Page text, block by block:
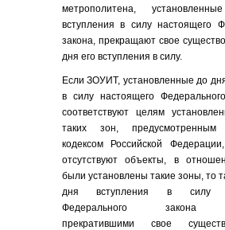
метрополитена,
вступления в силу настоящего
закона, прекращают свое
дня его вступления в силу.
Если ЗОУИТ, установленные до
в силу настоящего
соответствуют целям
таких зон, предусмотренным
кодексом Российской
отсутствуют объекты, в
были установлены такие зоны, то
дня вступления в силу
Федерального закона
прекратившими свое